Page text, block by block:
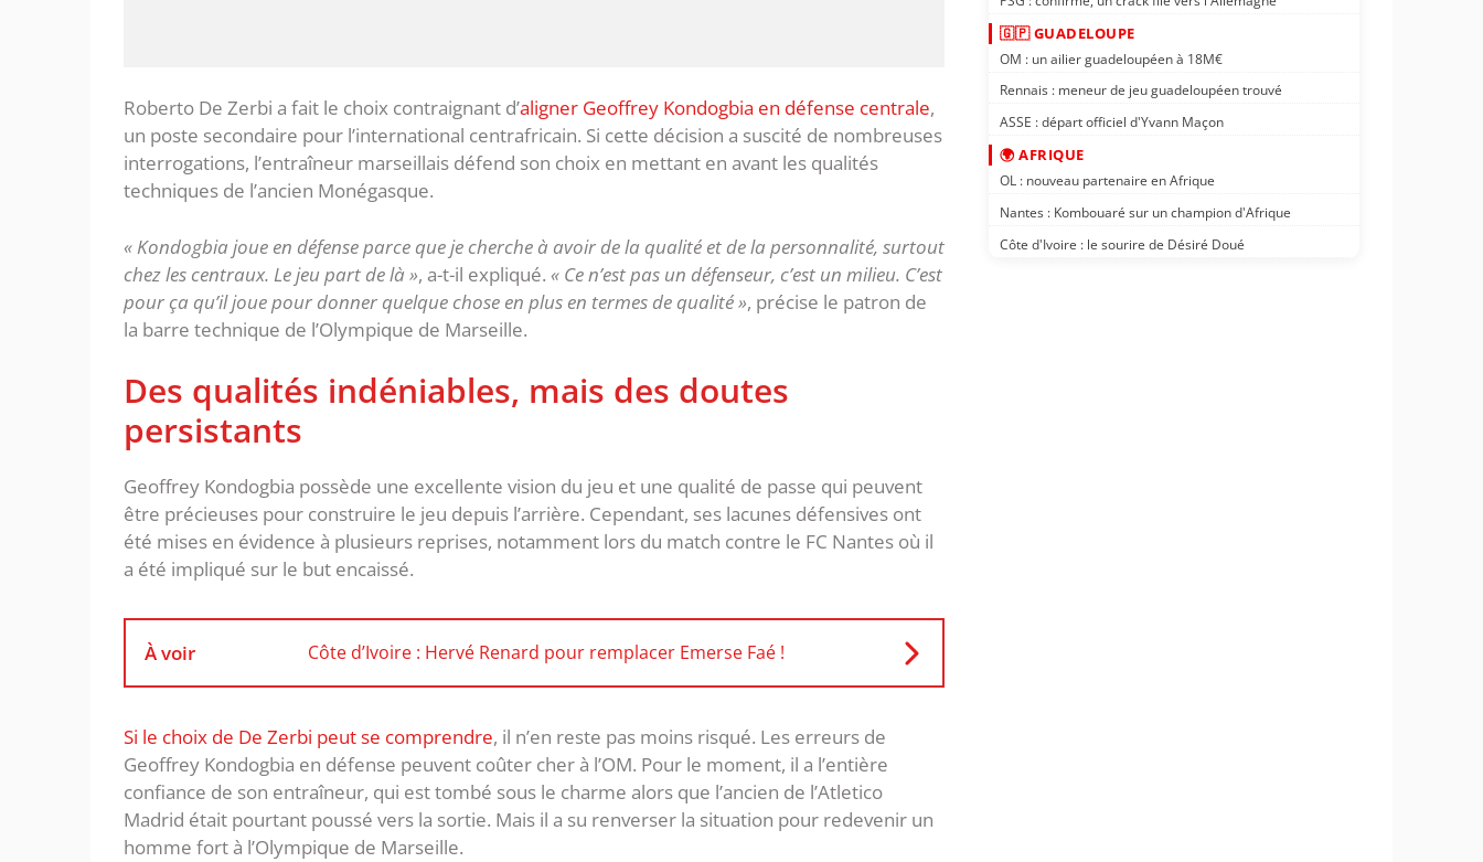
Roberto De Zerbi a fait le choix contraignant d’aligner Geoffrey Kondogbia en défense centrale,
un poste secondaire pour l’international centrafricain. Si cette décision a suscité de nombreuses
interrogations, l’entraîneur marseillais défend son choix en mettant en avant les qualités
techniques de l’ancien Monégasque.
« Kondogbia joue en défense parce que je cherche à avoir de la qualité et de la personnalité, surtout
chez les centraux. Le jeu part de là », a-t-il expliqué. « Ce n’est pas un défenseur, c’est un milieu. C’est
pour ça qu’il joue pour donner quelque chose en plus en termes de qualité », précise le patron de
la barre technique de l’Olympique de Marseille.
Des qualités indéniables, mais des doutes
persistants
Geoffrey Kondogbia possède une excellente vision du jeu et une qualité de passe qui peuvent
être précieuses pour construire le jeu depuis l’arrière. Cependant, ses lacunes défensives ont
été mises en évidence à plusieurs reprises, notamment lors du match contre le FC Nantes où il
a été impliqué sur le but encaissé.
À voir Côte d’Ivoire : Hervé Renard pour remplacer Emerse Faé !
Si le choix de De Zerbi peut se comprendre, il n’en reste pas moins risqué. Les erreurs de
Geoffrey Kondogbia en défense peuvent coûter cher à l’OM. Pour le moment, il a l’entière
confiance de son entraîneur, qui est tombé sous le charme alors que l’ancien de l’Atletico
Madrid était pourtant poussé vers la sortie. Mais il a su renverser la situation pour redevenir un
homme fort à l’Olympique de Marseille.
🇬🇵 GUADELOUPE
OM : un ailier guadeloupéen à 18M€
Rennais : meneur de jeu guadeloupéen trouvé
ASSE : départ officiel d'Yvann Maçon
🌍 AFRIQUE
OL : nouveau partenaire en Afrique
Nantes : Kombouaré sur un champion d'Afrique
Côte d'Ivoire : le sourire de Désiré Doué